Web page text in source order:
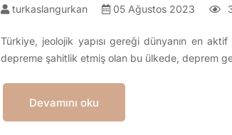
turkaslangurkan 05 Ağustos 2023
Türkiye, jeolojik yapısı gereği dünyanın en
depreme şahitlik etmiş olan bu ülkede, deprem
Devamını oku